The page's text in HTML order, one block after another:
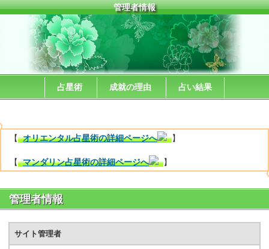
管理者情報
占星術 成就の理由 占い結果
【 オリエンタル占星術の詳細ページへ 】
【 マンダリン占星術の詳細ページへ 】
管理者情報
サイト管理者